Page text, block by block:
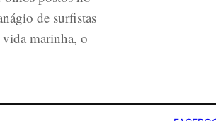
de surfistas
vida marinha, o